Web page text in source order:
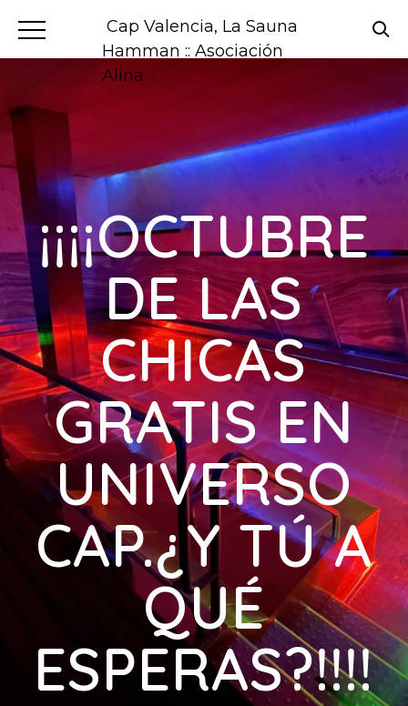
Cap Valencia, La Sauna
Hamman :: Asociación
Alina
¡¡¡¡OCTUBRE
DE LAS
CHICAS
GRATIS EN
UNIVERSO
CAP.¿Y TÚ A
QUÉ
ESPERAS?!!!!